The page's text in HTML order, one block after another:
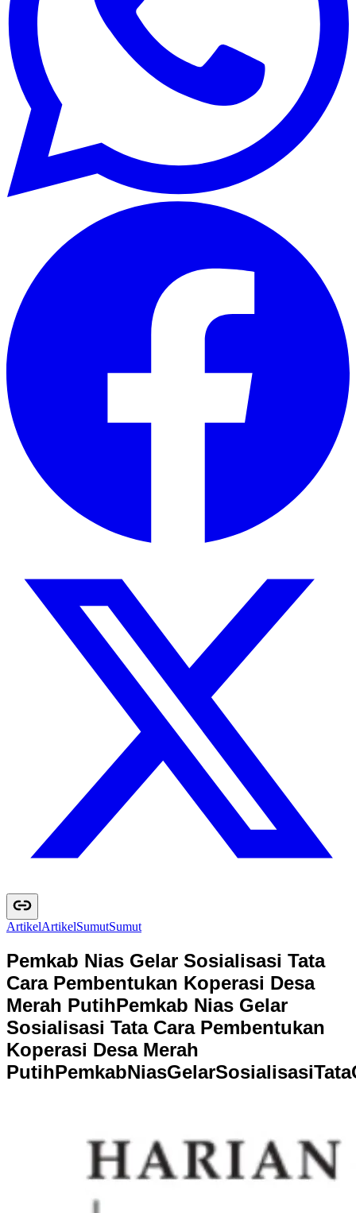
ArtikelArtikelSumutSumut
Pemkab Nias Gelar Sosialisasi Tata
Cara Pembentukan Koperasi Desa
Merah PutihPemkab Nias Gelar
Sosialisasi Tata Cara Pembentukan
Koperasi Desa Merah
PutihPemkabNiasGelarSosialisasiTata